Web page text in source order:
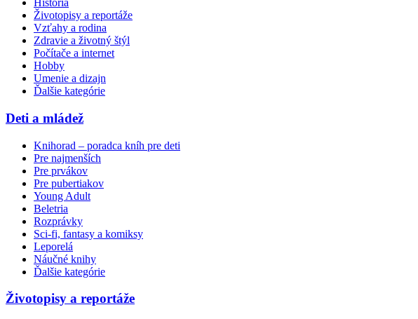
História
Životopisy a reportáže
Vzťahy a rodina
Zdravie a životný štýl
Počítače a internet
Hobby
Umenie a dizajn
Ďalšie kategórie
Deti a mládež
Knihorad – poradca kníh pre deti
Pre najmenších
Pre prvákov
Pre pubertiakov
Young Adult
Beletria
Rozprávky
Sci-fi, fantasy a komiksy
Leporelá
Náučné knihy
Ďalšie kategórie
Životopisy a reportáže